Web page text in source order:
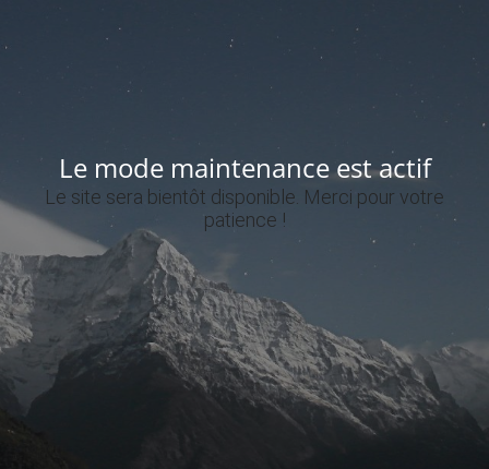
Le mode maintenance est actif
Le site sera bientôt disponible. Merci pour votre
patience !